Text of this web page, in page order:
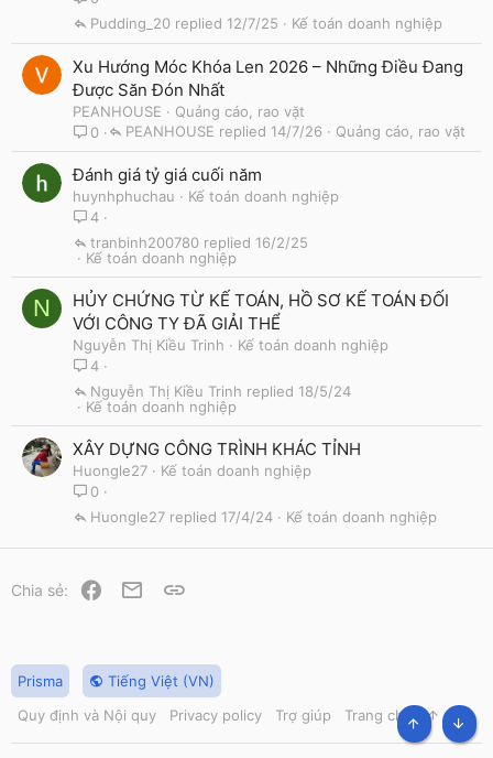
Kế toán doanh nghiệp
12/7/25
Pudding_20
Xu Hướng Móc Khóa Len 2026 – Những Điều Đang
Được Săn Đón Nhất
PEANHOUSE
Quảng cáo, rao vặt
0
Quảng cáo, rao vặt
14/7/26
PEANHOUSE
Đánh giá tỷ giá cuối năm
huynhphuchau
Kế toán doanh nghiệp
4
Kế toán doanh nghiệp
16/2/25
tranbinh200780
N
HỦY CHỨNG TỪ KẾ TOÁN, HỒ SƠ KẾ TOÁN ĐỐI
VỚI CÔNG TY ĐÃ GIẢI THỂ
Nguyễn Thị Kiều Trinh
Kế toán doanh nghiệp
4
Kế toán doanh nghiệp
18/5/24
Nguyễn Thị Kiều Trinh
XÂY DỰNG CÔNG TRÌNH KHÁC TỈNH
Huongle27
Kế toán doanh nghiệp
0
Kế toán doanh nghiệp
17/4/24
Huongle27
Chia sẻ: Facebook
Email
Prisma
Tiếng Việt (VN)
Quy định và Nội quy
Privacy policy Trợ giúp Trang chủ
R
S
TOP